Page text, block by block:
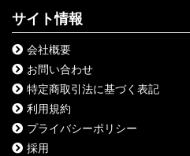
サイト情報
会社概要
お問い合わせ
特定商取引法に基づく表記
利用規約
プライバシーポリシー
採用